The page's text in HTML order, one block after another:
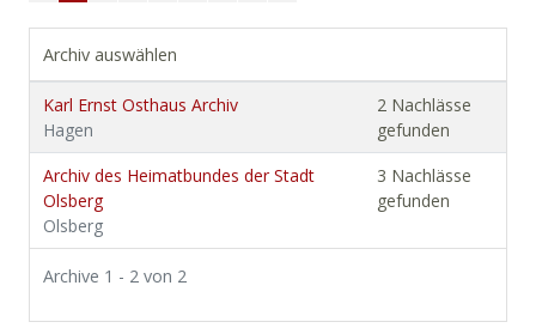
Archiv auswählen
Karl Ernst Osthaus Archiv
Hagen
2 Nachlässe
gefunden
Archiv des Heimatbundes der Stadt
Olsberg
Olsberg
3 Nachlässe
gefunden
Archive 1 - 2 von 2